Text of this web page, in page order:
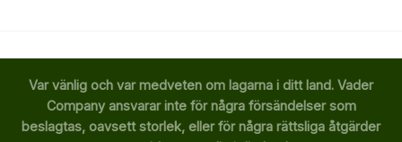
Var vänlig och var medveten om lagarna i ditt land. Vader
Company ansvarar inte för några försändelser som
beslagtas, oavsett storlek, eller för några rättsliga åtgärder